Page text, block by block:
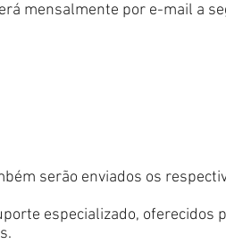
mensalmente por e-mail a
serão enviados os
especializado,